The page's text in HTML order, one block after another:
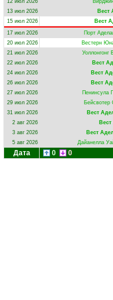
12 июл 2026
13 июл 2026
Вест
15 июл 2026 Вест
17 июл 2026 Порт
20 июл 2026 Вестерн
21 июл 2026 Уоллонгонг
22 июл 2026 Вест
24 июл 2026 Вест
26 июл 2026 Вест
27 июл 2026
Пенинсула
29 июл 2026 Бейсвотер
31 июл 2026 Вест
2 авг 2026
3 авг 2026
Вест
5 авг 2026 Дайанелла
Дата
0 0